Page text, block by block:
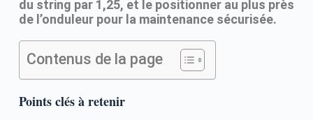
du string par 1,25, et le positionner au plus près
de l’onduleur pour la maintenance sécurisée.
Contenus de la page
Points clés à retenir